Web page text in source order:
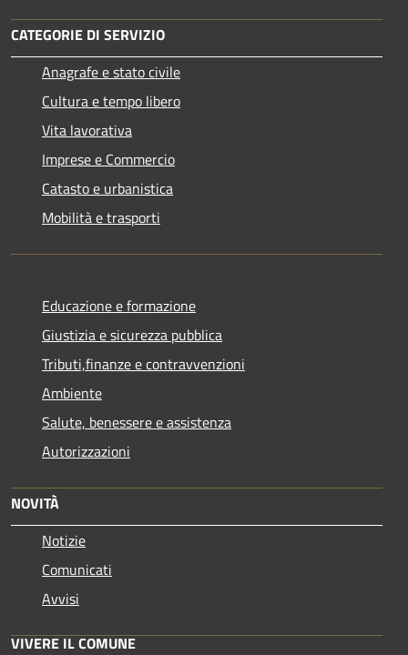
CATEGORIE DI SERVIZIO
Anagrafe e stato civile
Cultura e tempo libero
Vita lavorativa
Imprese e Commercio
Catasto e urbanistica
Mobilità e trasporti
Educazione e formazione
Giustizia e sicurezza pubblica
Tributi,finanze e contravvenzioni
Ambiente
Salute, benessere e assistenza
Autorizzazioni
NOVITÀ
Notizie
Comunicati
Avvisi
VIVERE IL COMUNE